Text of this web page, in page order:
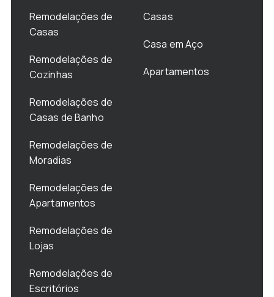
Remodelações de
Casas
Remodelações de
Cozinhas
Remodelações de
Casas de Banho
Remodelações de
Moradias
Remodelações de
Apartamentos
Remodelações de
Lojas
Remodelações de
Escritórios
Casas
Casa em Aço
Apartamentos